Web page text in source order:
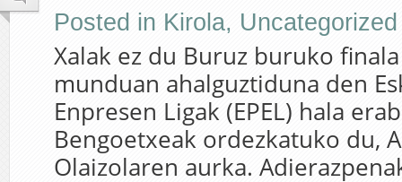
Posted in Kirola, Uncategorized
Xalak ez du Buruz buruko
munduan ahalguztiduna den
Enpresen Ligak (EPEL) hala
Bengoetxeak ordezkatuko du,
Olaizolaren aurka.